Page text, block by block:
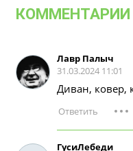
близким бы серьезно
Вакансия:
КОММЕНТАРИИ
Лавр Палыч
31.03.2024 11:01
Диван, ковер,
ГусиЛебеди